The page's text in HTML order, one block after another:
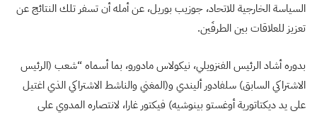
السياسة الخارجية للاتحاد، جوزيب بوريل، عن أمله أن تسفر تلك النتائج عن
تعزيز للعلاقات بين الطرفَين.
بدوره أشاد الرئيس الفنزويلي، نيكولاس مادورو، بما أسماه “شعب (الرئيس
الاشتراكي السابق) سلفادور أليندي و(المغني والناشط الاشتراكي الذي اغتيل
على يد ديكتاتورية أوغستو بينوشيه) فيكتور غارا، لانتصاره المدوي على